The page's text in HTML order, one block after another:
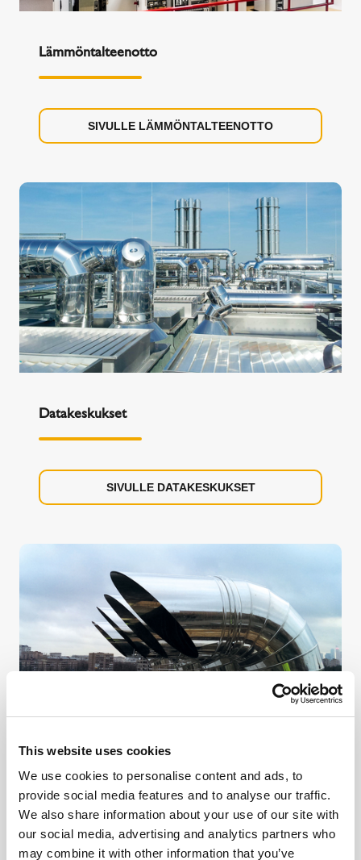
This website uses cookies
We use cookies to personalise content and ads, to
provide social media features and to analyse our traffic.
We also share information about your use of our site with
our social media, advertising and analytics partners who
may combine it with other information that you’ve
Lämmöntalteenotto
SIVULLE LÄMMÖNTALTEENOTTO
Datakeskukset
SIVULLE DATAKESKUKSET
Generaattorit
SIVULLE GENERAATTORIT